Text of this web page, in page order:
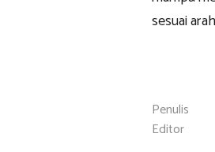
sesuai
Penulis
Editor